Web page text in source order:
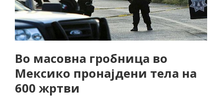
Во масовна гробница во
Мексико пронајдени тела на
600 жртви